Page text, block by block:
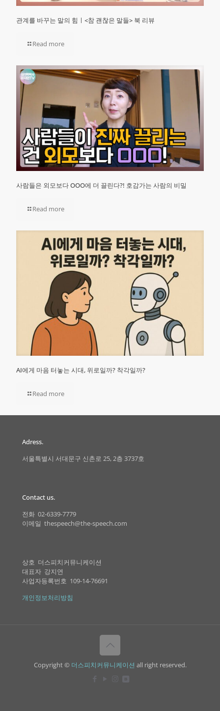
관계를 바꾸는 말의 힘ㅣ<참 괜찮은 말들> 북 리뷰
Read more
사람들은 외모보다 OOO에 더 끌린다?! 호감가는 사람의 비밀
Read more
AI에게 마음 터놓는 시대, 위로일까? 착각일까?
Read more
Adress.
서울특별시 서대문구 신촌로 25, 2층 3737호
Contact us.
전화 02-6339-7779
이메일 thespeech@the-speech.com
상호 더스피치커뮤니케이션
대표자 강지연
사업자등록번호 109-14-76691
개인정보처리방침
Copyright © 더스피치커뮤니케이션 all right reserved.